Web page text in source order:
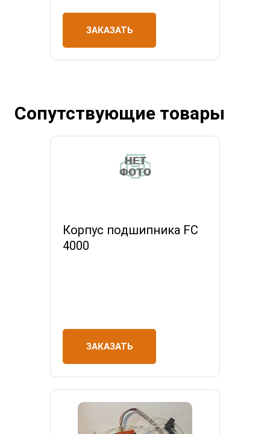
ЗАКАЗАТЬ
Сопутствующие товары
Корпус подшипника FC
4000
ЗАКАЗАТЬ